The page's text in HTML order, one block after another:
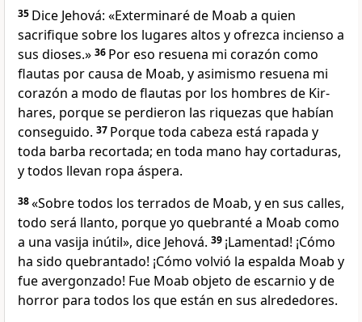
35 Dice Jehová: «Exterminaré de Moab a quien
sacrifique sobre los lugares altos y ofrezca incienso a
sus dioses.» 36 Por eso resuena mi corazón como
flautas por causa de Moab, y asimismo resuena mi
corazón a modo de flautas por los hombres de Kir-
hares, porque se perdieron las riquezas que habían
conseguido. 37 Porque toda cabeza está rapada y
toda barba recortada; en toda mano hay cortaduras,
y todos llevan ropa áspera.
38«Sobre todos los terrados de Moab, y en sus calles,
todo será llanto, porque yo quebranté a Moab como
a una vasija inútil», dice Jehová. 39 ¡Lamentad! ¡Cómo
ha sido quebrantado! ¡Cómo volvió la espalda Moab y
fue avergonzado! Fue Moab objeto de escarnio y de
horror para todos los que están en sus alrededores.